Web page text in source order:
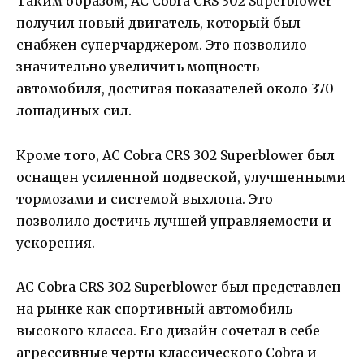
получил новый двигатель, который был
снабжен суперчарджером. Это позволило
значительно увеличить мощность
автомобиля, достигая показателей около 370
лошадиных сил.
Кроме того, AC Cobra CRS 302 Superblower был
оснащен усиленной подвеской, улучшенными
тормозами и системой выхлопа. Это
позволило достичь лучшей управляемости и
ускорения.
AC Cobra CRS 302 Superblower был представлен
на рынке как спортивный автомобиль
высокого класса. Его дизайн сочетал в себе
агрессивные черты классического Cobra и